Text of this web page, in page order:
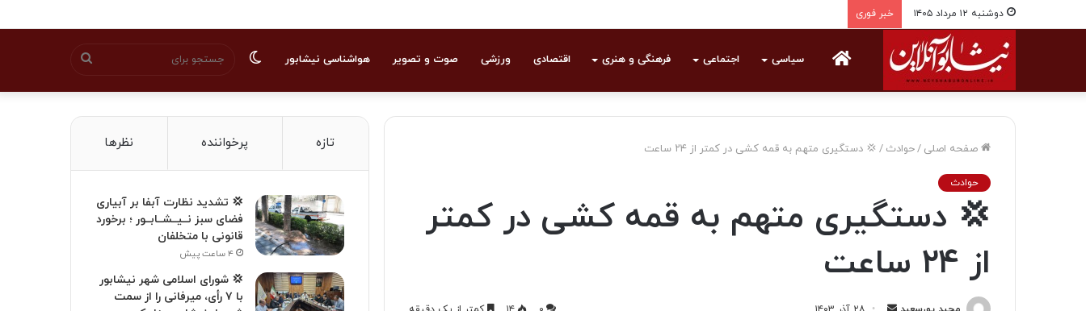
دوشنبه ۱۲ مرداد ۱۴۰۵ خبر فوری
سیاسی اجتماعی فرهنگی و هنری اقتصادی ورزشی صوت و تصویر هواشناسی نیشابور
برای
تغییر
صفحه اصلی /حوادث / 💢 دستگیری متهم به قمه کشی در کمتر از ۲۴ ساعت
حوادث
💢 دستگیری متهم به قمه کشی در کمتر
از ۲۴ ساعت
تازه پرخواننده نظرها
💢 تشدید نظارت آبفا بر آبیاری
فضای سبز نــیــشــابــور ؛ برخورد
قانونی با متخلفان
۴ ساعت پیش
💢 شورای اسلامی شهر نیشابور
با ۷ رأی، میرفانی را از سمت